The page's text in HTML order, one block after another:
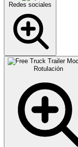
Redes sociales
Rotulación